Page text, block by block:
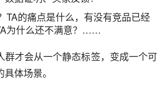
TA的痛点是什么，有没有竞品已经
为什么还不满意？……
群才会从一个静态标签，变成一个可
体场景。